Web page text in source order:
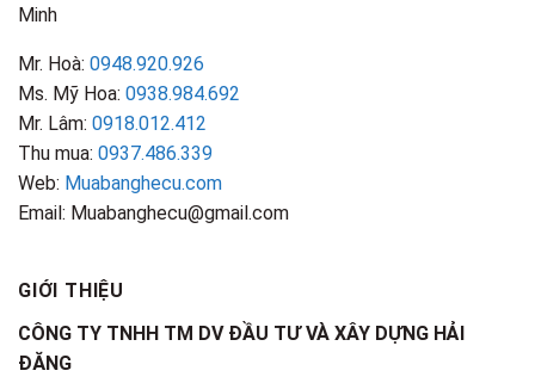
Minh
Mr. Hoà: 0948.920.926
Ms. Mỹ Hoa: 0938.984.692
Mr. Lâm: 0918.012.412
Thu mua: 0937.486.339
Web: Muabanghecu.com
Email: Muabanghecu@gmail.com
GIỚI THIỆU
CÔNG TY TNHH TM DV ĐẦU TƯ VÀ XÂY DỰNG HẢI
ĐĂNG